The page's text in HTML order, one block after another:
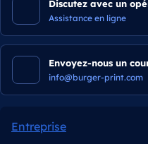
Discutez avec un
Assistance en ligne
Envoyez-nous un
info@burger-print.com
Entreprise